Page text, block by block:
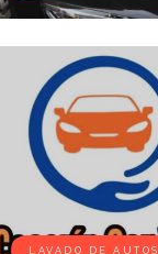
LAVADO DE AUTOS